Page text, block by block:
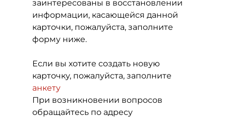
заинтересованы в восстановлении
информации, касающейся данной
карточки, пожалуйста, заполните
форму ниже.
Если вы хотите создать новую
карточку, пожалуйста, заполните
анкету
При возникновении вопросов
обращайтесь по адресу